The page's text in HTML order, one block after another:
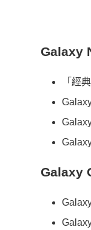
Galaxy
「經
Galaxy